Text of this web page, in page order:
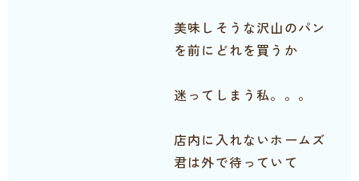
美味しそうな沢山のパン
を前にどれを買うか
迷ってしまう私。。。
店内に入れないホームズ
君は外で待っていて